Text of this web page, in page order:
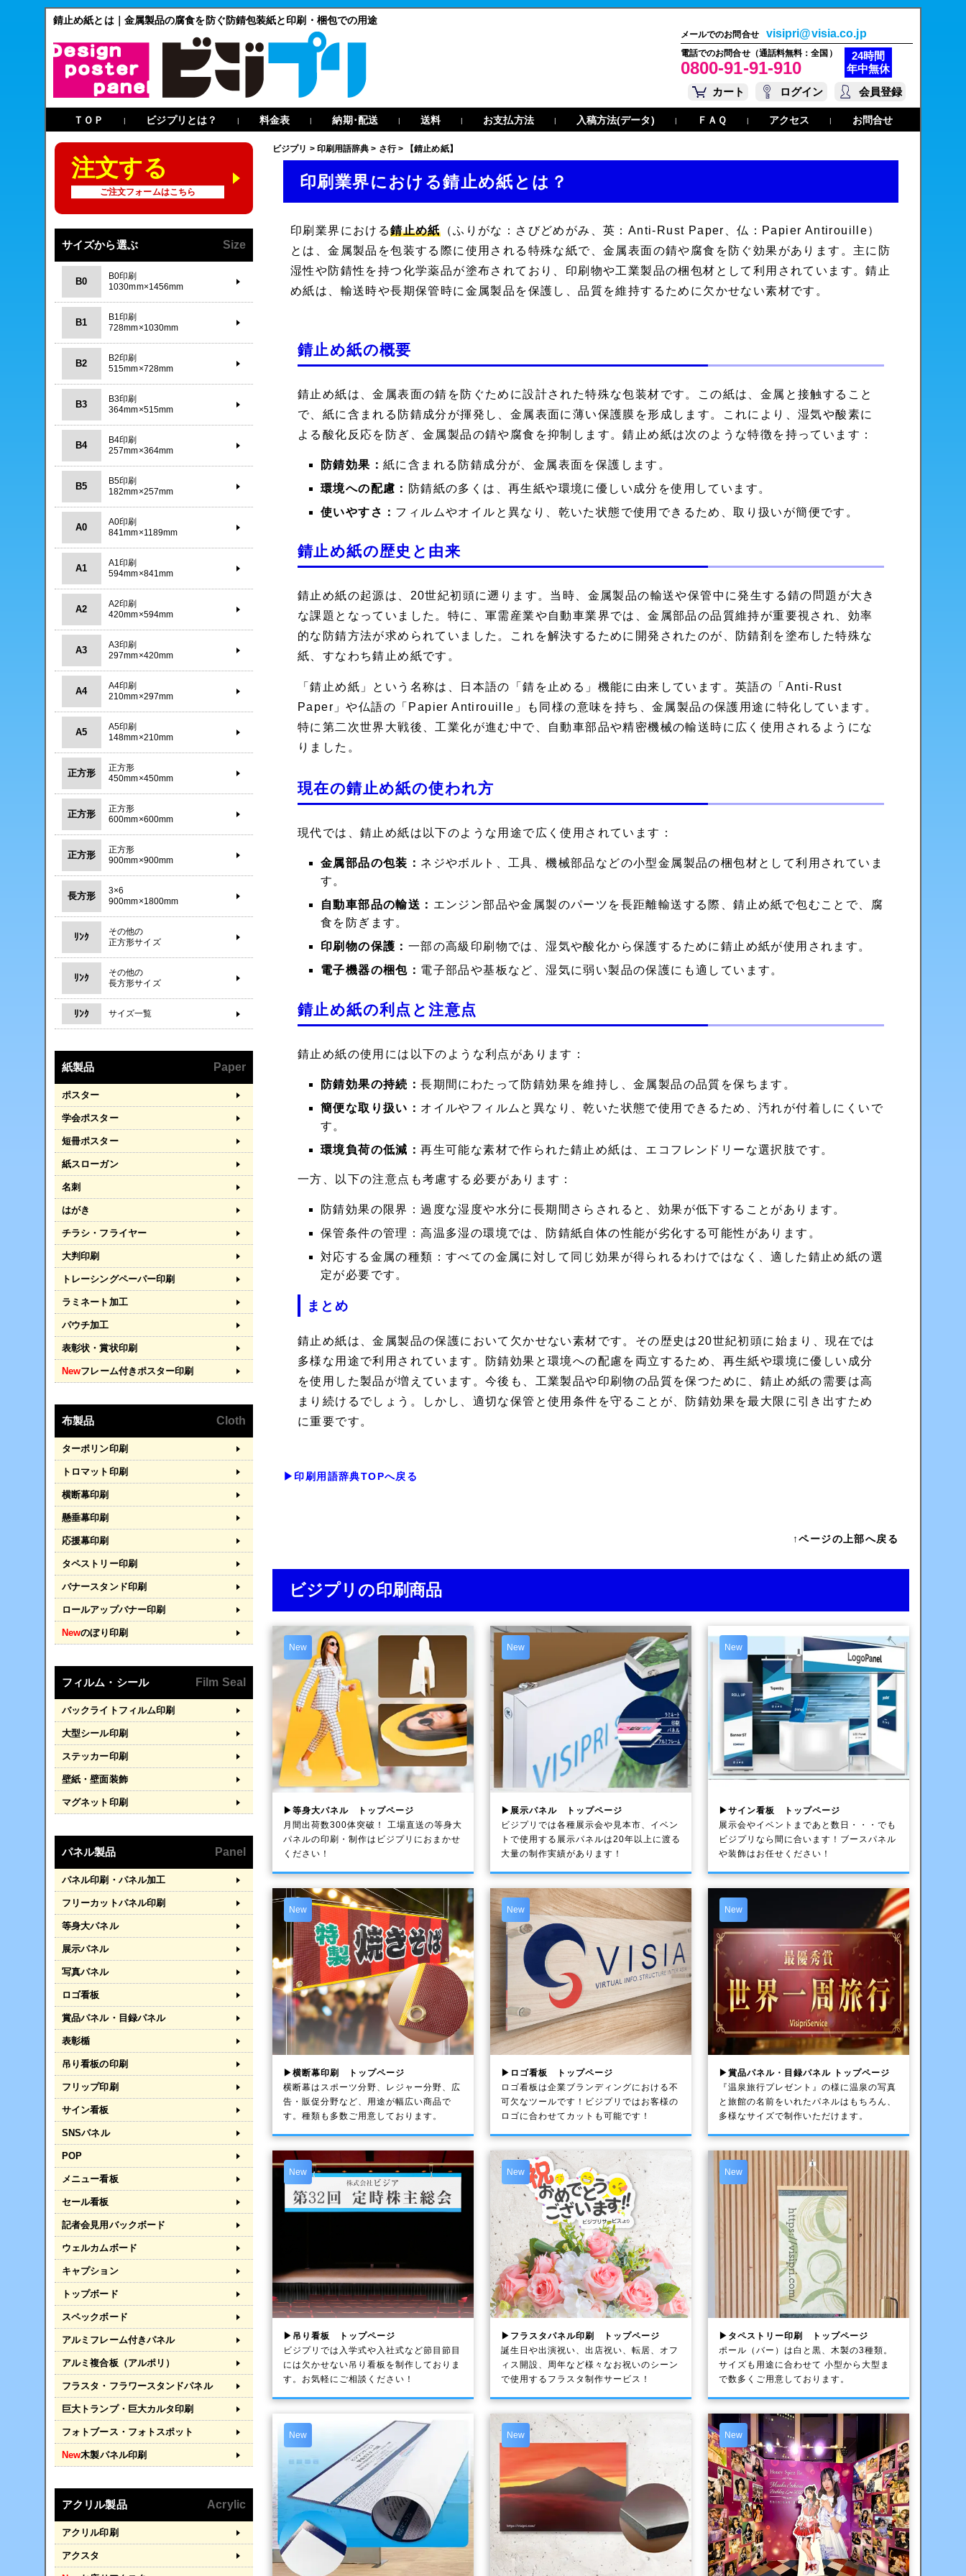
錆止め紙とは｜金属製品の腐食を防ぐ防錆包装紙と印刷・梱包での用途
メールでのお問合せ visipri@visia.co.jp
電話でのお問合せ（通話料無料：全国）
0800-91-91-910
24時間
年中無休
カート
ログイン 会員登録
ＴＯＰ | ビジプリとは？ | 料金表 | 納期･配送 | 送料 | お支払方法 | 入稿方法(データ) | ＦＡＱ | アクセス | お問合せ
ビジプリ > 印刷用語辞典 > さ行> 【錆止め紙】
印刷業界における錆止め紙とは？
印刷業界における錆止め紙（ふりがな：さびどめがみ、英：Anti-Rust Paper、仏：Papier Antirouille）
とは、金属製品を包装する際に使用される特殊な紙で、金属表面の錆や腐食を防ぐ効果があります。主に防
湿性や防錆性を持つ化学薬品が塗布されており、印刷物や工業製品の梱包材として利用されています。錆止
め紙は、輸送時や長期保管時に金属製品を保護し、品質を維持するために欠かせない素材です。
錆止め紙の概要
錆止め紙は、金属表面の錆を防ぐために設計された特殊な包装材です。この紙は、金属と接触すること
で、紙に含まれる防錆成分が揮発し、金属表面に薄い保護膜を形成します。これにより、湿気や酸素に
よる酸化反応を防ぎ、金属製品の錆や腐食を抑制します。錆止め紙は次のような特徴を持っています：
防錆効果： 紙に含まれる防錆成分が、金属表面を保護します。
環境への配慮： 防錆紙の多くは、再生紙や環境に優しい成分を使用しています。
使いやすさ： フィルムやオイルと異なり、乾いた状態で使用できるため、取り扱いが簡便です。
錆止め紙の歴史と由来
錆止め紙の起源は、20世紀初頭に遡ります。当時、金属製品の輸送や保管中に発生する錆の問題が大き
な課題となっていました。特に、軍需産業や自動車業界では、金属部品の品質維持が重要視され、効率
的な防錆方法が求められていました。これを解決するために開発されたのが、防錆剤を塗布した特殊な
紙、すなわち錆止め紙です。
「錆止め紙」という名称は、日本語の「錆を止める」機能に由来しています。英語の「Anti-Rust
Paper」や仏語の「Papier Antirouille」も同様の意味を持ち、金属製品の保護用途に特化しています。
特に第二次世界大戦後、工業化が進む中で、自動車部品や精密機械の輸送時に広く使用されるようにな
りました。
現在の錆止め紙の使われ方
現代では、錆止め紙は以下のような用途で広く使用されています：
金属部品の包装： ネジやボルト、工具、機械部品などの小型金属製品の梱包材として利用されていま
す。
自動車部品の輸送： エンジン部品や金属製のパーツを長距離輸送する際、錆止め紙で包むことで、腐
食を防ぎます。
印刷物の保護： 一部の高級印刷物では、湿気や酸化から保護するために錆止め紙が使用されます。
電子機器の梱包： 電子部品や基板など、湿気に弱い製品の保護にも適しています。
錆止め紙の利点と注意点
錆止め紙の使用には以下のような利点があります：
防錆効果の持続：長期間にわたって防錆効果を維持し、金属製品の品質を保ちます。
簡便な取り扱い： オイルやフィルムと異なり、乾いた状態で使用できるため、汚れが付着しにくいで
す。
環境負荷の低減：再生可能な素材で作られた錆止め紙は、エコフレンドリーな選択肢です。
一方、以下の注意点も考慮する必要があります：
防錆効果の限界：過度な湿度や水分に長期間さらされると、効果が低下することがあります。
保管条件の管理：高温多湿の環境では、防錆紙自体の性能が劣化する可能性があります。
対応する金属の種類： すべての金属に対して同じ効果が得られるわけではなく、適した錆止め紙の選
定が必要です。
まとめ
錆止め紙は、金属製品の保護において欠かせない素材です。その歴史は20世紀初頭に始まり、現在では
多様な用途で利用されています。防錆効果と環境への配慮を両立するため、再生紙や環境に優しい成分
を使用した製品が増えています。今後も、工業製品や印刷物の品質を保つために、錆止め紙の需要は高
まり続けるでしょう。しかし、適切な保管と使用条件を守ることが、防錆効果を最大限に引き出すため
に重要です。
▶印刷用語辞典TOPへ戻る
↑ページの上部へ戻る
ビジプリの印刷商品
New
▶等身大パネル トップページ
月間出荷数300体突破！ 工場直送の等身大
パネルの印刷・制作は ビジプリ におまかせ
ください！
New
▶展示パネル トップページ
ビジプリでは各種展示会や見本市、イベン
トで使用する展示パネルは20年以上に渡る
大量の制作実績があります！
New
▶サイン看板 トップページ
展示会やイベントまであと数日・・・でも
ビジプリなら間に合います！ブースパネル
や装飾はお任せください！
New
▶横断幕印刷 トップページ
横断幕はスポーツ分野、レジャー分野、広
告・販促分野など、用途が幅広い商品で
す。種類も多数ご用意しております。
New
▶ロゴ看板 トップページ
ロゴ看板は企業ブランディングにおける不
可欠なツールです！ビジプリではお客様の
ロゴに合わせてカットも可能です！
New
▶賞品パネル・目録パネル トップページ
『温泉旅行プレゼント』の様に温泉の写真
と旅館の名前をいれたパネルはもちろん、
多様なサイズで制作いただけます。
New
▶吊り看板 トップページ
ビジプリでは入学式や入社式など節目節目
には欠かせない吊り看板を制作しておりま
す。お気軽にご相談ください！
New
▶フラスタパネル印刷 トップページ
誕生日や出演祝い、出店祝い、転居、オフ
ィス開設、周年など様々なお祝いのシーン
で使用するフラスタ制作サービス！
New
▶タペストリー印刷 トップページ
ポール（バー）は白と黒、木製の3種類。
サイズも用途に合わせて 小型から大型ま
で数多くご用意しております。
New New New
注文する
ご注文フォームはこちら
サイズから選ぶ Size
B0
B0印刷
1030mm×1456mm
B1
B1印刷
728mm×1030mm
B2
B2印刷
515mm×728mm
B3
B3印刷
364mm×515mm
B4
B4印刷
257mm×364mm
B5
B5印刷
182mm×257mm
A0
A0印刷
841mm×1189mm
A1
A1印刷
594mm×841mm
A2
A2印刷
420mm×594mm
A3
A3印刷
297mm×420mm
A4
A4印刷
210mm×297mm
A5
A5印刷
148mm×210mm
正方形
正方形
450mm×450mm
正方形
正方形
600mm×600mm
正方形
正方形
900mm×900mm
長方形
3×6
900mm×1800mm
ﾘﾝｸ
その他の
正方形サイズ
ﾘﾝｸ
その他の
長方形サイズ
ﾘﾝｸ サイズ一覧
紙製品 Paper
ポスター
学会ポスター
短冊ポスター
紙スローガン
名刺
はがき
チラシ・フライヤー
大判印刷
トレーシングペーパー印刷
ラミネート加工
パウチ加工
表彰状・賞状印刷
Newフレーム付きポスター印刷
布製品 Cloth
ターポリン印刷
トロマット印刷
横断幕印刷
懸垂幕印刷
応援幕印刷
タペストリー印刷
バナースタンド印刷
ロールアップバナー印刷
Newのぼり印刷
フィルム・シール Film Seal
バックライトフィルム印刷
大型シール印刷
ステッカー印刷
壁紙・壁面装飾
マグネット印刷
パネル製品 Panel
パネル印刷・パネル加工
フリーカットパネル印刷
等身大パネル
展示パネル
写真パネル
ロゴ看板
賞品パネル・目録パネル
表彰楯
吊り看板の印刷
フリップ印刷
サイン看板
SNSパネル
POP
メニュー看板
セール看板
記者会見用バックボード
ウェルカムボード
キャプション
トップボード
スペックボード
アルミフレーム付きパネル
アルミ複合板（アルポリ）
フラスタ・フラワースタンドパネル
巨大トランプ・巨大カルタ印刷
フォトブース・フォトスポット
New木製パネル印刷
アクリル製品 Acrylic
アクリル印刷
アクスタ